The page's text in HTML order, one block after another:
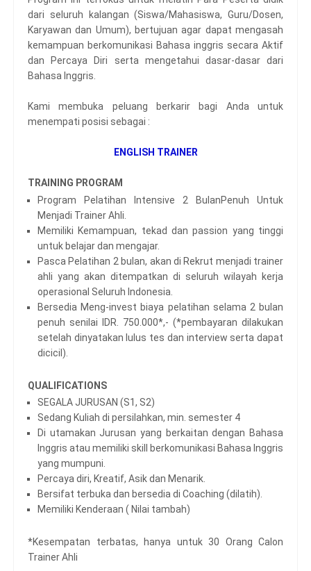
dari seluruh kalangan (Siswa/Mahasiswa, Guru/Dosen,
Karyawan dan Umum), bertujuan agar dapat mengasah
kemampuan berkomunikasi Bahasa inggris secara Aktif
dan Percaya Diri serta mengetahui dasar-dasar dari
Bahasa Inggris.
Kami membuka peluang berkarir bagi Anda untuk
menempati posisi sebagai :
ENGLISH TRAINER
TRAINING PROGRAM
Program Pelatihan Intensive 2 BulanPenuh Untuk
Menjadi Trainer Ahli.
Memiliki Kemampuan, tekad dan passion yang tinggi
untuk belajar dan mengajar.
Pasca Pelatihan 2 bulan, akan di Rekrut menjadi trainer
ahli yang akan ditempatkan di seluruh wilayah kerja
operasional Seluruh Indonesia.
Bersedia Meng-invest biaya pelatihan selama 2 bulan
penuh senilai IDR. 750.000*,- (*pembayaran dilakukan
setelah dinyatakan lulus tes dan interview serta dapat
dicicil).
QUALIFICATIONS
SEGALA JURUSAN (S1, S2)
Sedang Kuliah di persilahkan, min. semester 4
Di utamakan Jurusan yang berkaitan dengan Bahasa
Inggris atau memiliki skill berkomunikasi Bahasa Inggris
yang mumpuni.
Percaya diri, Kreatif, Asik dan Menarik.
Bersifat terbuka dan bersedia di Coaching (dilatih).
Memiliki Kenderaan ( Nilai tambah)
*Kesempatan terbatas, hanya untuk 30 Orang Calon
Trainer Ahli